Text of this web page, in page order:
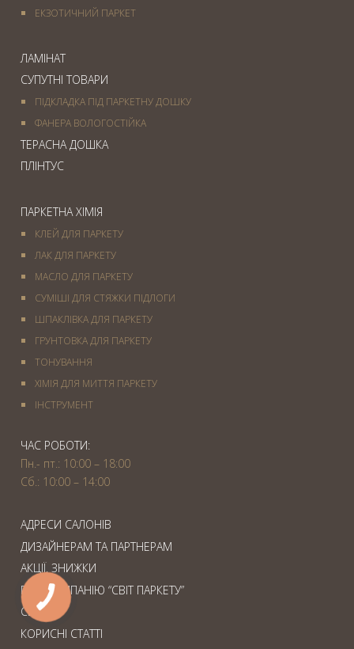
ЕКЗОТИЧНИЙ ПАРКЕТ
ЛАМІНАТ
СУПУТНІ ТОВАРИ
ПІДКЛАДКА ПІД ПАРКЕТНУ ДОШКУ
ФАНЕРА ВОЛОГОСТІЙКА
ТЕРАСНА ДОШКА
ПЛІНТУС
ПАРКЕТНА ХІМІЯ
КЛЕЙ ДЛЯ ПАРКЕТУ
ЛАК ДЛЯ ПАРКЕТУ
МАСЛО ДЛЯ ПАРКЕТУ
СУМІШІ ДЛЯ СТЯЖКИ ПІДЛОГИ
ШПАКЛІВКА ДЛЯ ПАРКЕТУ
ГРУНТОВКА ДЛЯ ПАРКЕТУ
ТОНУВАННЯ
ХІМІЯ ДЛЯ МИТТЯ ПАРКЕТУ
IНСТРУМЕНТ
ЧАС РОБОТИ:
Пн.- пт.: 10:00 – 18:00
Сб.: 10:00 – 14:00
АДРЕСИ САЛОНІВ
ДИЗАЙНЕРАМ ТА ПАРТНЕРАМ
АКЦІЇ. ЗНИЖКИ
ПРО КОМПАНІЮ “СВІТ ПАРКЕТУ”
СЕРВІС
КОРИСНІ СТАТТІ